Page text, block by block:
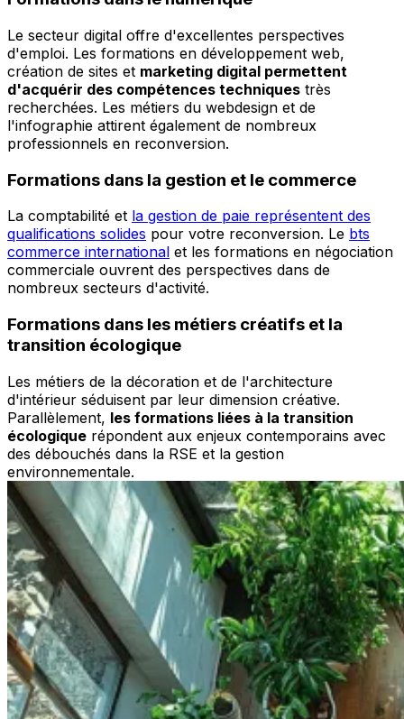
Le secteur digital offre d'excellentes perspectives
d'emploi. Les formations en développement web,
création de sites et marketing digital permettent
d'acquérir des compétences techniques très
recherchées. Les métiers du webdesign et de
l'infographie attirent également de nombreux
professionnels en reconversion.
Formations dans la gestion et le commerce
La comptabilité et la gestion de paie représentent des
qualifications solides pour votre reconversion. Le bts
commerce international et les formations en négociation
commerciale ouvrent des perspectives dans de
nombreux secteurs d'activité.
Formations dans les métiers créatifs et la
transition écologique
Les métiers de la décoration et de l'architecture
d'intérieur séduisent par leur dimension créative.
Parallèlement, les formations liées à la transition
écologique répondent aux enjeux contemporains avec
des débouchés dans la RSE et la gestion
environnementale.